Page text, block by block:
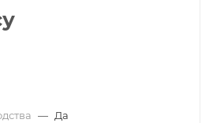
— Да